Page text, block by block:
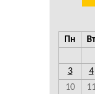
Пн
Вт
3
4
10